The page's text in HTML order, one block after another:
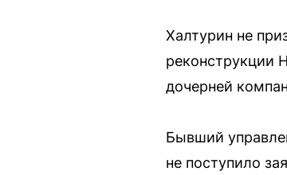
Халтурин не
реконструкции
дочерней
Бывший
не поступило